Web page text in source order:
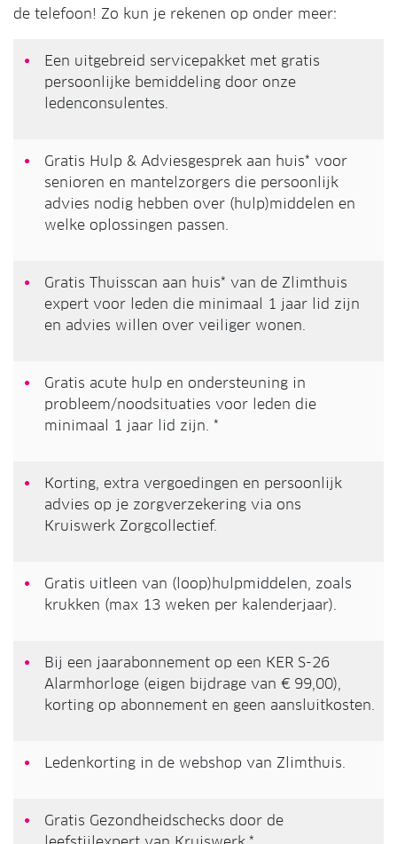
de telefoon! Zo kun je rekenen op onder meer:
Een uitgebreid servicepakket met gratis
persoonlijke bemiddeling door onze
ledenconsulentes.
Gratis Hulp & Adviesgesprek aan huis* voor
senioren en mantelzorgers die persoonlijk
advies nodig hebben over (hulp)middelen en
welke oplossingen passen.
Gratis Thuisscan aan huis* van de Zlimthuis
expert voor leden die minimaal 1 jaar lid zijn
en advies willen over veiliger wonen.
Gratis acute hulp en ondersteuning in
probleem/noodsituaties voor leden die
minimaal 1 jaar lid zijn. *
Korting, extra vergoedingen en persoonlijk
advies op je zorgverzekering via ons
Kruiswerk Zorgcollectief.
Gratis uitleen van (loop)hulpmiddelen, zoals
krukken (max 13 weken per kalenderjaar).
Bij een jaarabonnement op een KER S-26
Alarmhorloge (eigen bijdrage van € 99,00),
korting op abonnement en geen aansluitkosten.
Ledenkorting in de webshop van Zlimthuis.
Gratis Gezondheidschecks door de